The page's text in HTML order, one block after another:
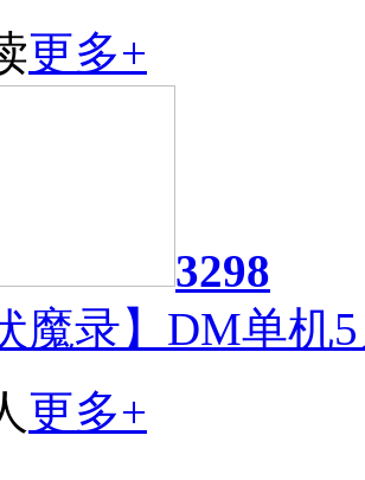
更多+
3298
魔录】DM单机
更多+